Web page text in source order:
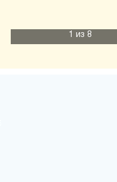
1 из 8